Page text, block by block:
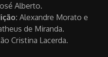
Alberto.
Alexandre Morato e
de Miranda.
Cristina Lacerda.